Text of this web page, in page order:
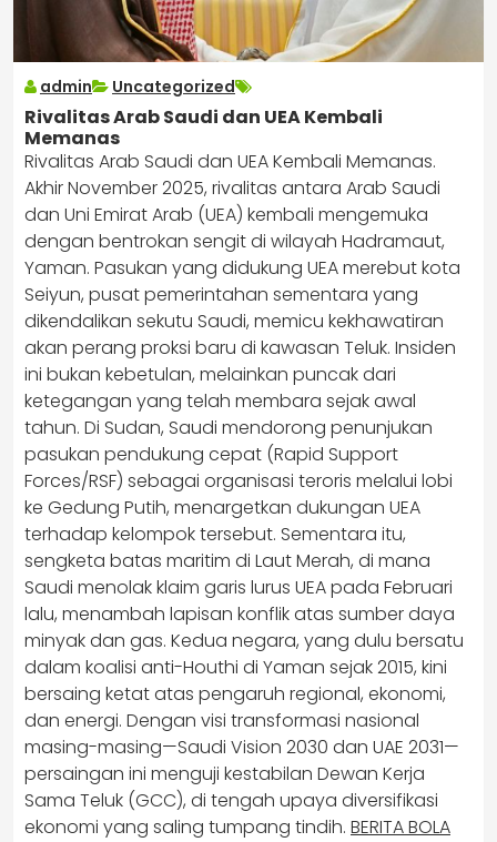
admin Uncategorized
Rivalitas Arab Saudi dan UEA Kembali
Memanas
Rivalitas Arab Saudi dan UEA Kembali Memanas.
Akhir November 2025, rivalitas antara Arab Saudi
dan Uni Emirat Arab (UEA) kembali mengemuka
dengan bentrokan sengit di wilayah Hadramaut,
Yaman. Pasukan yang didukung UEA merebut kota
Seiyun, pusat pemerintahan sementara yang
dikendalikan sekutu Saudi, memicu kekhawatiran
akan perang proksi baru di kawasan Teluk. Insiden
ini bukan kebetulan, melainkan puncak dari
ketegangan yang telah membara sejak awal
tahun. Di Sudan, Saudi mendorong penunjukan
pasukan pendukung cepat (Rapid Support
Forces/RSF) sebagai organisasi teroris melalui lobi
ke Gedung Putih, menargetkan dukungan UEA
terhadap kelompok tersebut. Sementara itu,
sengketa batas maritim di Laut Merah, di mana
Saudi menolak klaim garis lurus UEA pada Februari
lalu, menambah lapisan konflik atas sumber daya
minyak dan gas. Kedua negara, yang dulu bersatu
dalam koalisi anti-Houthi di Yaman sejak 2015, kini
bersaing ketat atas pengaruh regional, ekonomi,
dan energi. Dengan visi transformasi nasional
masing-masing—Saudi Vision 2030 dan UAE 2031—
persaingan ini menguji kestabilan Dewan Kerja
Sama Teluk (GCC), di tengah upaya diversifikasi
ekonomi yang saling tumpang tindih. BERITA BOLA